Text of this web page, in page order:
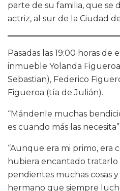
parte de su familia, que se
actriz, al sur de la Ciudad
Pasadas las 19:00 horas de
inmueble Yolanda
Sebastian), Federico
Figueroa (tía de Julián).
“Mándenle muchas
es cuando más las
“Aunque era mi primo, era
hubiera encantado tratarlo
pendientes muchas cosas
hermano que siempre